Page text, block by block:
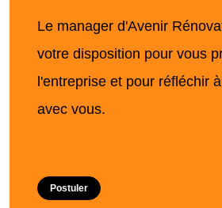
Le manager d'Avenir
votre disposition pour vous
l'entreprise et pour réfléchir
avec vous.
Postuler